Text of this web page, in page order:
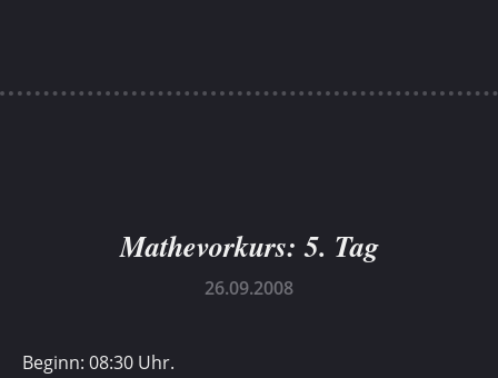
Mathevorkurs: 5. Tag
26.09.2008
Beginn: 08:30 Uhr.